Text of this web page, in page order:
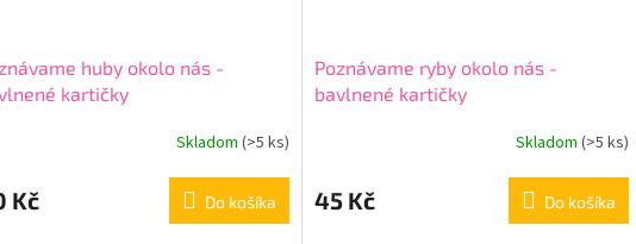
huby okolo nás -
kartičky
Skladom (>5 ks)
Kč Do košíka
Poznávame ryby okolo nás -
bavlnené kartičky
Skladom (>5 ks)
45 Kč Do košíka